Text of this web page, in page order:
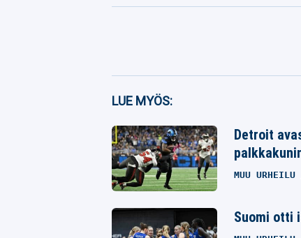
Facebook
Twitter
Whatsapp
LUE MYÖS:
Detroit
MUU URHEILU
Suomi otti